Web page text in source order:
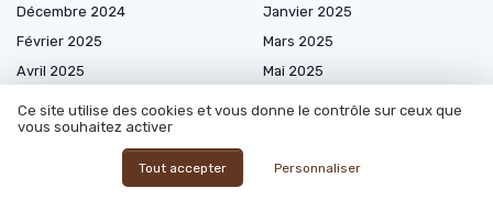
Décembre 2024
Janvier 2025
Février 2025
Mars 2025
Avril 2025
Mai 2025
Août 2025
Novembre 2025
Décembre 2025
Ce site utilise des cookies et vous donne le contrôle sur ceux que
vous souhaitez activer
Tout accepter Personnaliser